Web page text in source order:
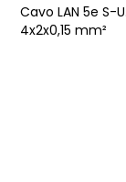
Cavo LAN 5e S-
4x2x0,15 mm²